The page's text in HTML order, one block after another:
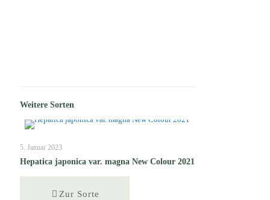
Weitere Sorten
5. Januar 2023
Hepatica japonica var. magna New Colour 2021
Zur Sorte